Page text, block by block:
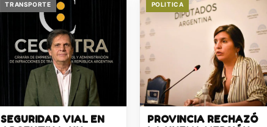
TRANSPORTE
SEGURIDAD VIAL EN
POLITICA
PROVINCIA RECHAZÓ